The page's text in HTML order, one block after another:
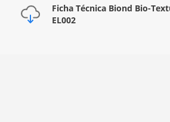
Ficha Técnica Biond Bio-
EL002